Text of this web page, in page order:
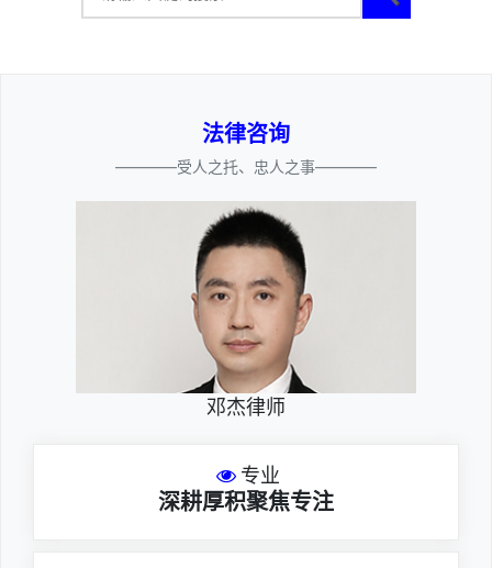
法律咨询
————受人之托、忠人之事————
邓杰律师
专业
深耕厚积聚焦专注